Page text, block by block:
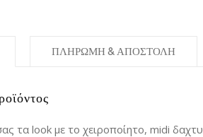
τα look με το χειροποίητο, midi
ΠΛΗΡΩΜΗ & ΑΠΟΣΤΟΛΗ